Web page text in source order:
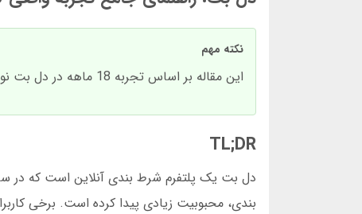
نکته مهم
این مقاله بر اساس تجربه 18 ماهه در دل بت نوشته شده است. تمام آمارها تا مارس 2025 به روز هستند.
TL;DR
بندی، محبوبیت زیادی پیدا کرده است. برخی